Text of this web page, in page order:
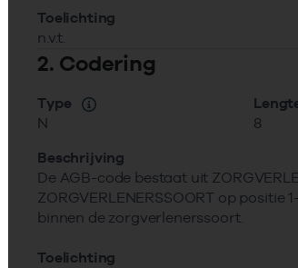
Toelichting
n.v.t.
2. Codering
Type
N
8
Beschrijving
De AGB-code bestaat uit
ZORGVERLENERSSOORT op positie
binnen de zorgverlenerssoort.
Toelichting